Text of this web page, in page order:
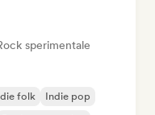
sperimentale
folk
Indie pop